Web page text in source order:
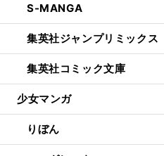
S-MANGA
集英社ジャンプリミックス
集英社コミック文庫
少女マンガ
りぼん